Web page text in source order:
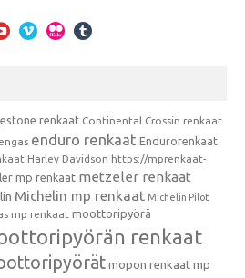
renkaat Continental Crossin renkaat
enduro renkaat Endurorenkaat
Harley Davidson https://mprenkaat-
mp renkaat metzeler renkaat
Michelin mp renkaat Michelin Pilot
mp renkaat moottoripyörä
renkaat
mopon renkaat mp